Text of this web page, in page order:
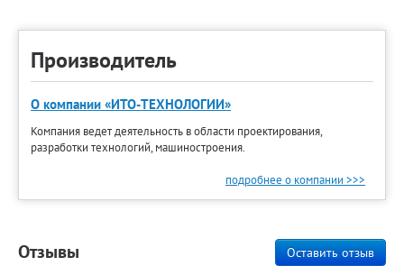
Производитель
О компании «ИТО-ТЕХНОЛОГИИ»
Компания ведет деятельность в области проектирования,
разработки технологий, машиностроения.
подробнее о компании >>>
Оставить отзыв
Отзывы